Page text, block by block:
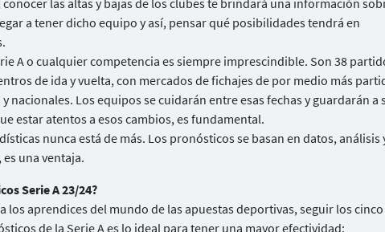
las altas y bajas de los clubes te brindará una información
a tener dicho equipo y así, pensar qué posibilidades tendrá en
A o cualquier competencia es siempre imprescindible. Son 38
de ida y vuelta, con mercados de fichajes de por medio más
nacionales. Los equipos se cuidarán entre esas fechas y guardarán a
estar atentos a esos cambios, es fundamental.
nunca está de más. Los pronósticos se basan en datos, análisis
una ventaja.
Serie A 23/24?
los aprendices del mundo de las apuestas deportivas, seguir los cinco
de la Serie A es lo ideal para tener una mayor efectividad: